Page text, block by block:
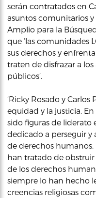
serán contratados en
asuntos comunitarios
Amplio para la
que ‘las comunidades
sus derechos y
traten de disfrazar a
públicos’.
‘Ricky Rosado y
equidad y la justicia.
sido figuras de liderato
dedicado a perseguir y
de derechos humanos.
han tratado de
de los derechos
siempre lo han hecho
creencias religiosas